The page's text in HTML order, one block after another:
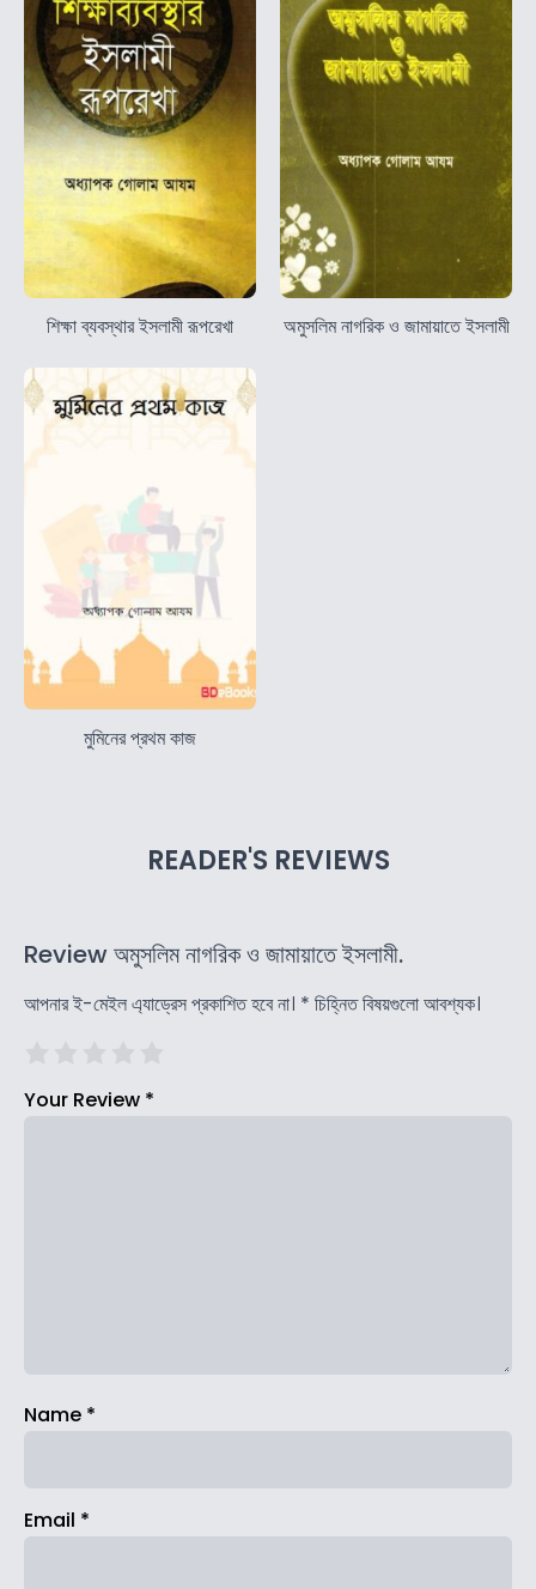
শিক্ষা ব্যবস্থার ইসলামী রূপরেখা অমুসলিম নাগরিক ও জামায়াতে ইসলামী
মুমিনের প্রথম কাজ
READER'S REVIEWS
Review অমুসলিম নাগরিক ও জামায়াতে ইসলামী.
আপনার ই-মেইল এ্যাড্রেস প্রকাশিত হবে না। * চিহ্নিত বিষয়গুলো আবশ্যক।
Your Review *
Name *
Email *